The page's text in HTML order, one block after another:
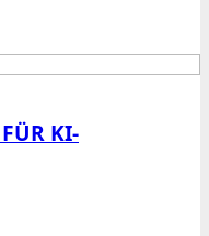
KI-